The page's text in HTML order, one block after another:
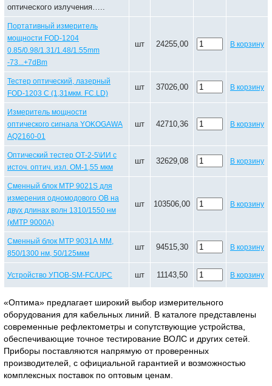
оптического излучения…..
Портативный измеритель
мощности FOD-1204
0.85/0.98/1.31/1.48/1.55mm
-73...+7dBm
шт 24255,00 В корзину
Тестер оптический, лазерный
FOD-1203 C (1,31мкм. FC.LD)
шт 37026,00 В корзину
Измеритель мощности
оптического сигнала YOKOGAWA
AQ2160-01
шт 42710,36 В корзину
Оптический тестер ОТ-2-5\ИИ с
источ. оптич. изл. ОМ-1,55 мкм
шт 32629,08 В корзину
Сменный блок МТР 9021S для
измерения одномодового ОВ на
двух длинах волн 1310/1550 нм
(кМТР 9000А)
шт 103506,00 В корзину
Сменный блок МТР 9031А ММ,
850/1300 нм, 50/125мкм
шт 94515,30 В корзину
Устройство УПОВ-SM-FC/UPC шт 11143,50 В корзину
«Оптима» предлагает широкий выбор измерительного
оборудования для кабельных линий. В каталоге представлены
современные рефлектометры и сопутствующие устройства,
обеспечивающие точное тестирование ВОЛС и других сетей.
Приборы поставляются напрямую от проверенных
производителей, с официальной гарантией и возможностью
комплексных поставок по оптовым ценам.